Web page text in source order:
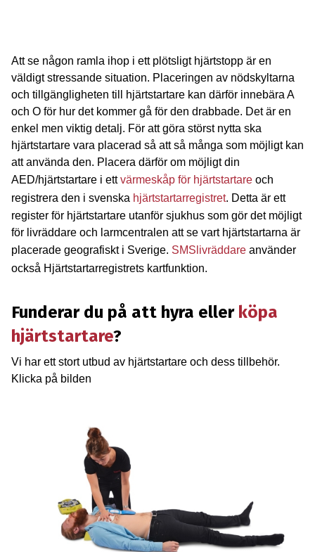
Att se någon ramla ihop i ett plötsligt hjärtstopp är en
väldigt stressande situation. Placeringen av nödskyltarna
och tillgängligheten till hjärtstartare kan därför innebära A
och O för hur det kommer gå för den drabbade. Det är en
enkel men viktig detalj. För att göra störst nytta ska
hjärtstartare vara placerad så att så många som möjligt kan
att använda den. Placera därför om möjligt din
AED/hjärtstartare i ettvärmeskåp för hjärtstartareoch
registrera den i svenska hjärtstartarregistret. Detta är ett
register för hjärtstartare utanför sjukhus som gör det möjligt
för livräddare och larmcentralen att se vart hjärtstartarna är
placerade geografiskt i Sverige. SMSlivräddareanvänder
också Hjärtstartarregistrets kartfunktion.
Funderar du på att hyra eller köpa
hjärtstartare?
Vi har ett stort utbud av hjärtstartare och dess tillbehör.
Klicka på bilden